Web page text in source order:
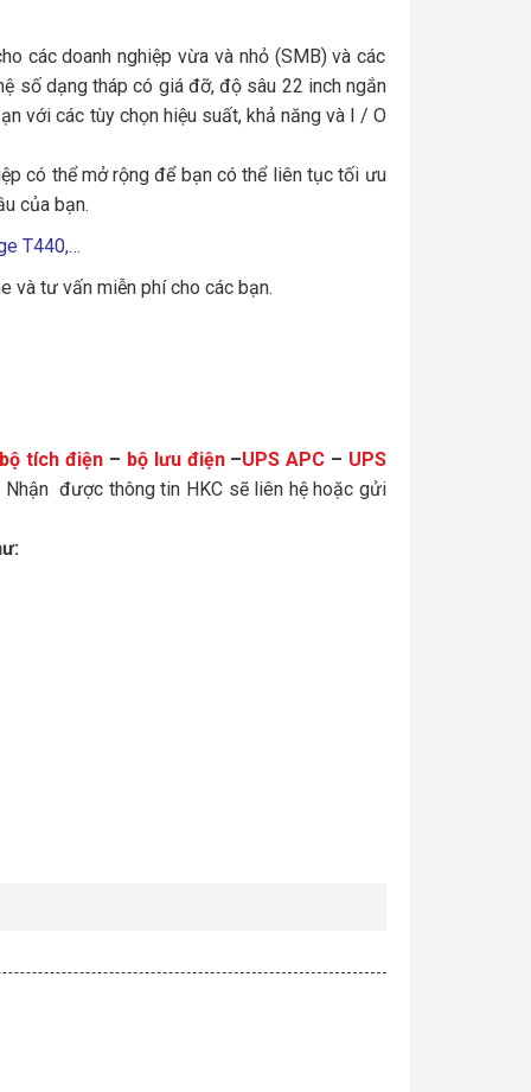
các doanh nghiệp vừa và nhỏ (SMB) và các
số dạng tháp có giá đỡ, độ sâu 22 inch ngắn
với các tùy chọn hiệu suất, khả năng và I / O
có thể mở rộng để bạn có thể liên tục tối ưu
của bạn.
T440,…
và tư vấn miễn phí cho các bạn.
bộ tích điện – bộ lưu điện–UPS APC – UPS
Nhận được thông tin HKC sẽ liên hệ hoặc gửi